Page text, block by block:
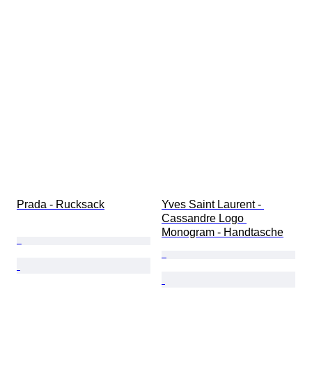
Prada - Rucksack
Yves Saint Laurent -
Cassandre Logo
Monogram - Handtasche